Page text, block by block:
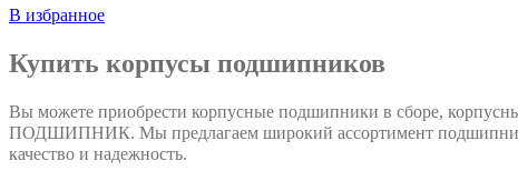
В избранное
Купить корпусы подшипников
Вы можете приобрести корпусные подшипники в сборе,
ПОДШИПНИК. Мы предлагаем широкий ассортимент
качество и надежность.